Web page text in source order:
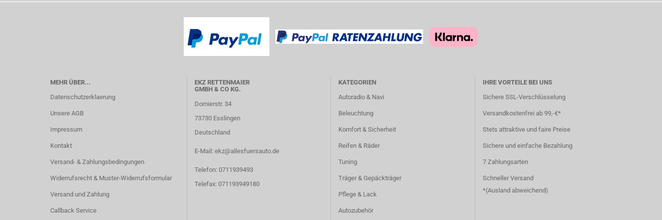
MEHR ÜBER...
Datenschutzerklaerung
Unsere AGB
Impressum
Kontakt
Versand- & Zahlungsbedingungen
Widerrufsrecht & Muster-Widerrufsformular
Versand und Zahlung
Callback Service
EKZ RETTENMAIER
GMBH & CO KG.
Dornierstr. 34
73730 Esslingen
Deutschland
E-Mail: ekz@allesfuersauto.de
Telefon: 0711939493
Telefax: 071193949180
KATEGORIEN
Autoradio & Navi
Beleuchtung
Komfort & Sicherheit
Reifen & Räder
Tuning
Träger & Gepäckträger
Pflege & Lack
Autozubehör
IHRE VORTEILE BEI UNS
Sichere SSL-Verschlüsselung
Versandkostenfrei ab 99,-€*
Stets attraktive und faire Preise
Sichere und einfache Bezahlung
7 Zahlungsarten
Schneller Versand
*(Ausland abweichend)